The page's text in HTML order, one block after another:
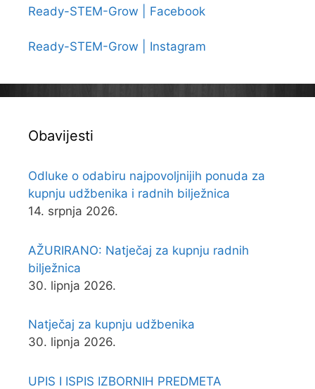
Ready-STEM-Grow | Facebook
Ready-STEM-Grow | Instagram
Obavijesti
Odluke o odabiru najpovoljnijih ponuda za
kupnju udžbenika i radnih bilježnica
14. srpnja 2026.
AŽURIRANO: Natječaj za kupnju radnih
bilježnica
30. lipnja 2026.
Natječaj za kupnju udžbenika
30. lipnja 2026.
UPIS I ISPIS IZBORNIH PREDMETA